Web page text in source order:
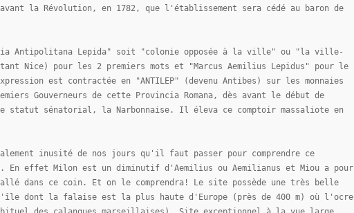
la Révolution, en 1782, que l'établissement sera cédé au baron de
Antipolitana Lepida" soit "colonie opposée à la ville" ou "la ville-
Nice) pour les 2 premiers mots et "Marcus Aemilius Lepidus" pour le
est contractée en "ANTILEP" (devenu Antibes) sur les monnaies
Gouverneurs de cette Provincia Romana, dès avant le début de
statut sénatorial, la Narbonnaise. Il éleva ce comptoir massaliote en
inusité de nos jours qu'il faut passer pour comprendre ce
En effet Milon est un diminutif d'Aemilius ou Aemilianus et Miou a pour
dans ce coin. Et on le comprendra! Le site possède une très belle
dont la falaise est la plus haute d'Europe (près de 400 m) où l'ocre